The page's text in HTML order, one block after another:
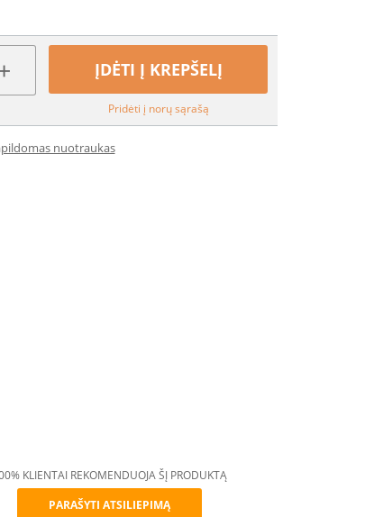
ĮDĖTI Į KREPŠELĮ
Pridėti į norų sąrašą
nuotraukas
KLIENTAI REKOMENDUOJA ŠĮ PRODUKTĄ
PARAŠYTI ATSILIEPIMĄ